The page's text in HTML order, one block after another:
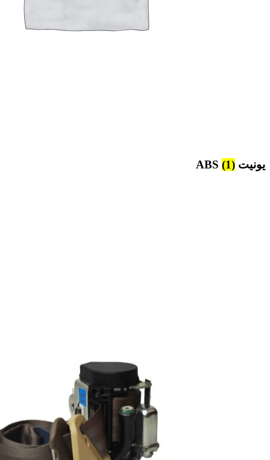
یونیت ABS (1)